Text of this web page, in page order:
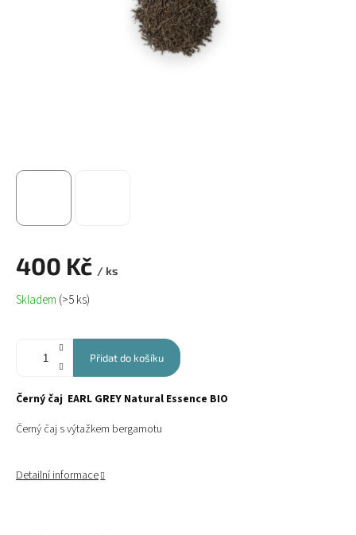
400 Kč / ks
Měrná
cena:
Skladem (>5 ks)
Přidat do košíku
Černý čaj EARL GREY Natural Essence BIO
Černý čaj s výtažkem bergamotu
Detailní informace